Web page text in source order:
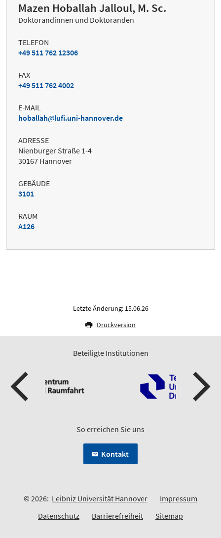
Mazen Hoballah Jalloul, M. Sc.
Doktorandinnen und Doktoranden
TELEFON
+49 511 762 12306
FAX
+49 511 762 4002
E-MAIL
hoballah
lufi.uni-hannover.de
ADRESSE
Nienburger Straße 1-4
30167 Hannover
GEBÄUDE
3101
RAUM
A126
Letzte Änderung: 15.06.26
Druckversion
Beteiligte Institutionen
So erreichen Sie uns
Kontakt
© 2026: Leibniz Universität Hannover
Impressum
Datenschutz
Barrierefreiheit Sitemap